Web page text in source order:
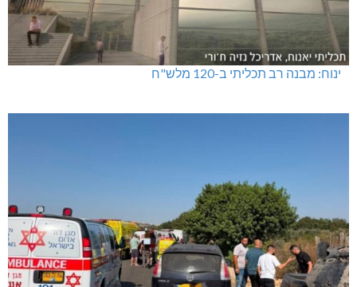
ינוח: מבנה רב תכליתי ב-120 מלש"ח